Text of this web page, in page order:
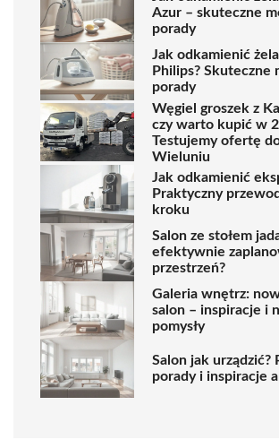
Azur – skuteczne
porady
Jak odkamienić
Philips? Skuteczne
porady
Węgiel groszek z
czy warto kupić w
Testujemy ofertę
Wieluniu
Jak odkamienić
Praktyczny
kroku
Salon ze stołem
efektywnie
przestrzeń?
Galeria wnętrz:
salon – inspiracje i
pomysły
Salon jak urządzić?
porady i inspiracje